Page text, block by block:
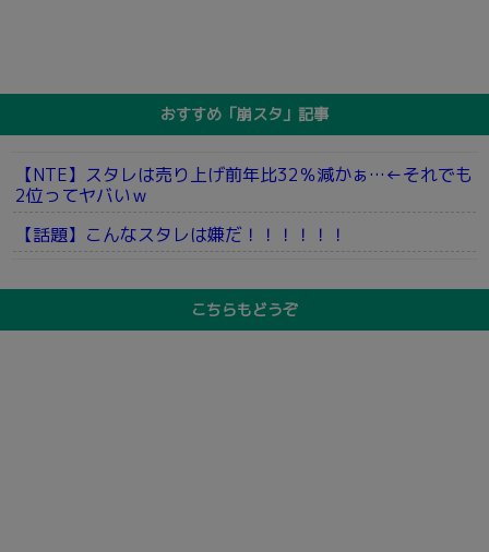
おすすめ「崩スタ」記事
【NTE】スタレは売り上げ前年比32％減かぁ…←それでも
2位ってヤバいｗ
【話題】こんなスタレは嫌だ！！！！！！
こちらもどうぞ